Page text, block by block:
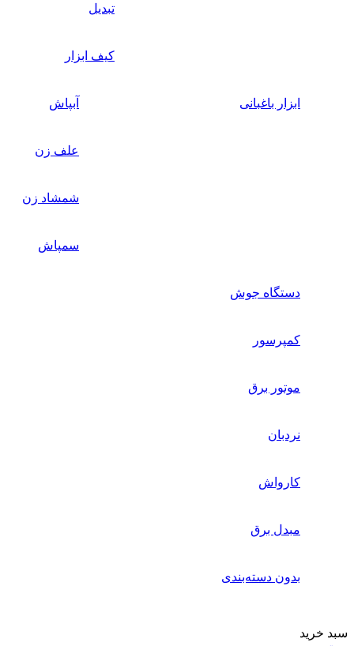
تبدیل
کیف ابزار
ابزار باغبانی آبپاش
علف زن
شمشاد زن
سمپاش
دستگاه جوش
کمپرسور
موتور برق
نردبان
کارواش
مبدل برق
بدون دسته‌بندی
سبد خرید